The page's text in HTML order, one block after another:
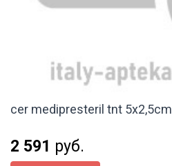
cer medipresteril tnt 5x2,5cm
2 591 руб.